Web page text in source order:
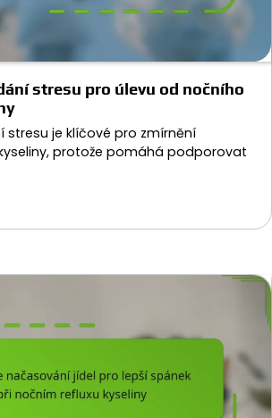
stresu pro úlevu od nočního
stresu je klíčové pro zmírnění
protože pomáhá podporovat